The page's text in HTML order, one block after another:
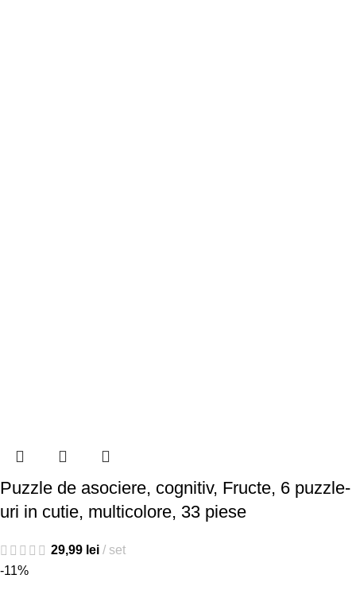
Puzzle de asociere, cognitiv, Fructe, 6 puzzle-
uri in cutie, multicolore, 33 piese
29,99 lei
set
-11%